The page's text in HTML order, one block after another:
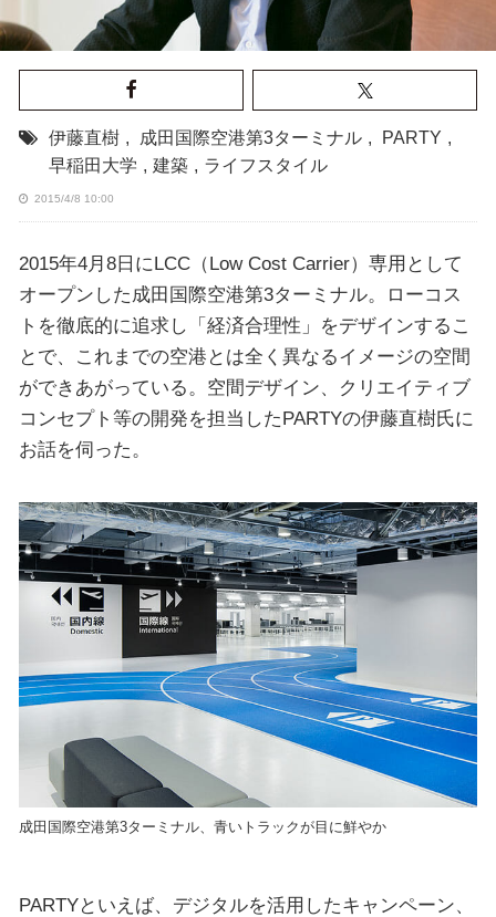
伊藤直樹 , 成田国際空港第3ターミナル , PARTY ,
早稲田大学 , 建築 , ライフスタイル
2015/4/8 10:00
2015年4月8日にLCC（Low Cost Carrier）専用として
オープンした成田国際空港第3ターミナル。ローコス
トを徹底的に追求し「経済合理性」をデザインするこ
とで、これまでの空港とは全く異なるイメージの空間
ができあがっている。空間デザイン、クリエイティブ
コンセプト等の開発を担当したPARTYの伊藤直樹氏に
お話を伺った。
成田国際空港第3ターミナル、青いトラックが目に鮮やか
PARTYといえば、デジタルを活用したキャンペーン、